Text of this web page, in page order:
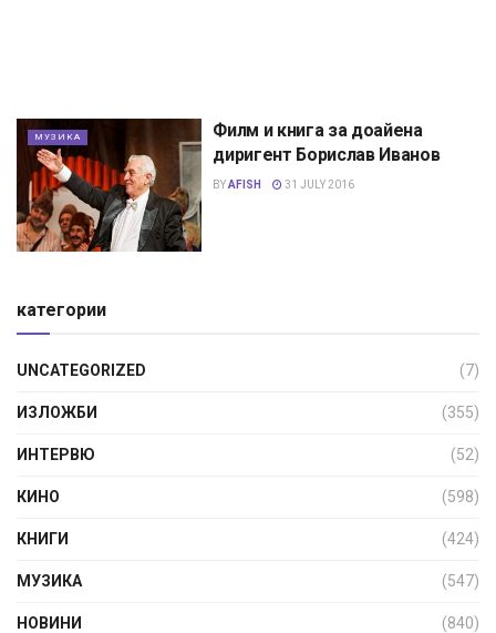
МУЗИКА
Филм и книга за доайена
диригент Борислав Иванов
BYAFISH 31 JULY 2016
категории
UNCATEGORIZED (7)
ИЗЛОЖБИ (355)
ИНТЕРВЮ (52)
КИНО (598)
КНИГИ (424)
МУЗИКА (547)
НОВИНИ (840)